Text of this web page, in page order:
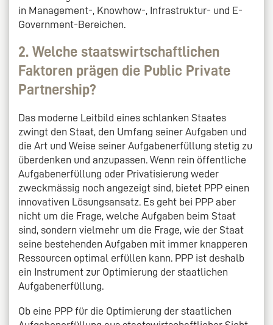
in Management-, Knowhow-, Infrastruktur- und E-
Government-Bereichen.
2. Welche staatswirtschaftlichen
Faktoren prägen die Public Private
Partnership?
Das moderne Leitbild eines schlanken Staates
zwingt den Staat, den Umfang seiner Aufgaben und
die Art und Weise seiner Aufgabenerfüllung stetig zu
überdenken und anzupassen. Wenn rein öffentliche
Aufgabenerfüllung oder Privatisierung weder
zweckmässig noch angezeigt sind, bietet PPP einen
innovativen Lösungsansatz. Es geht bei PPP aber
nicht um die Frage, welche Aufgaben beim Staat
sind, sondern vielmehr um die Frage, wie der Staat
seine bestehenden Aufgaben mit immer knapperen
Ressourcen optimal erfüllen kann. PPP ist deshalb
ein Instrument zur Optimierung der staatlichen
Aufgabenerfüllung.
Ob eine PPP für die Optimierung der staatlichen